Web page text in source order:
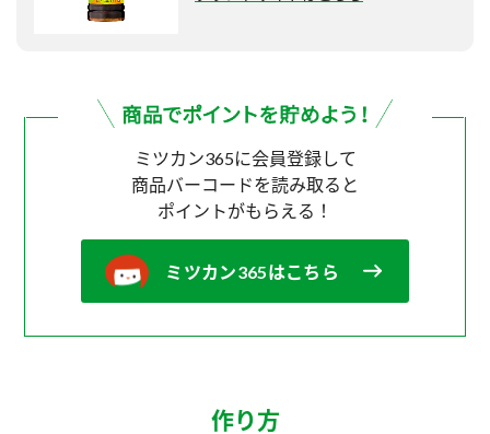
ミツカン365に会員登録して
商品バーコードを読み取ると
ポイントがもらえる！
ミツカン365はこちら
作り方